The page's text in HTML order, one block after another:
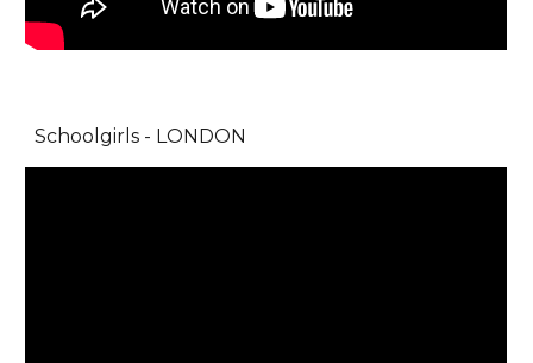
Schoolgirls - LONDON